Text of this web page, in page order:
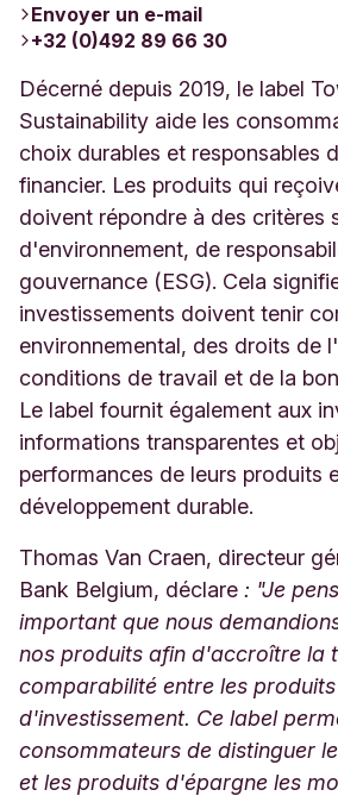
Envoyer un e-mail
+32 (0)492 89 66 30
Décerné depuis 2019, le label
Sustainability aide les
choix durables et responsables
financier. Les produits qui
doivent répondre à des critères
d'environnement, de
gouvernance (ESG). Cela
investissements doivent tenir
environnemental, des droits de
conditions de travail et de la
Le label fournit également aux
informations transparentes et
performances de leurs produits
développement durable.
Thomas Van Craen, directeur
Bank Belgium, déclare : "Je
important que nous
nos produits afin d'accroître la
comparabilité entre les
d'investissement. Ce label
consommateurs de distinguer
et les produits d'épargne les